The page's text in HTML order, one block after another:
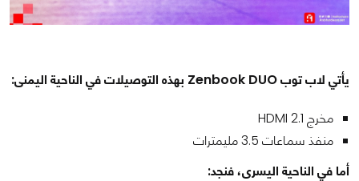
يأتي لاب توب Zenbook DUO بهذه التوصيلات في الناحية اليمنى:
مخرج HDMI 2.1
منفذ سماعات 3.5 مليمترات
أما في الناحية اليسرى، فنجد: